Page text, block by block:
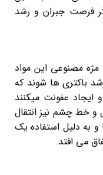
فرصت جبران و رشد
مصنوعی این مواد
باکتری ها شوند که
عفونت میکنند
و خط چشم نیز انتقال
و به دلیل استفاده یک
می افتد.